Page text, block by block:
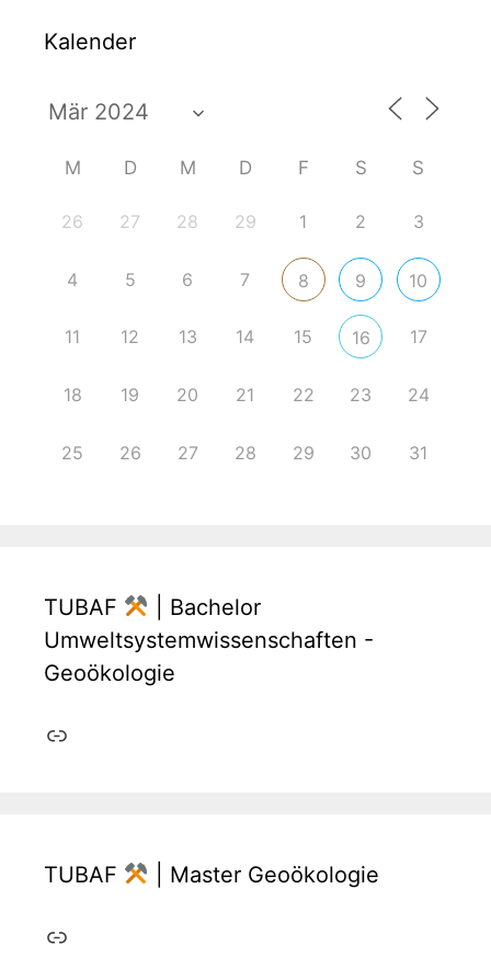
Kalender
M D M D F S S
26 27 28 29 1 2 3
4 5 6 7 8 9 10
11 12 13 14 15 16 17
18 19 20 21 22 23 24
25 26 27 28 29 30 31
TUBAF
| Bachelor
Umweltsystemwissenschaften -
Geoökologie
Link
TUBAF | Master Geoökologie
Link